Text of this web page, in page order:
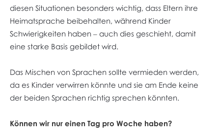
diesen Situationen besonders wichtig, dass Eltern ihre
Heimatsprache beibehalten, während Kinder
Schwierigkeiten haben – auch dies geschieht, damit
eine starke Basis gebildet wird.
Das Mischen von Sprachen sollte vermieden werden,
da es Kinder verwirren könnte und sie am Ende keine
der beiden Sprachen richtig sprechen könnten.
Können wir nur einen Tag pro Woche haben?